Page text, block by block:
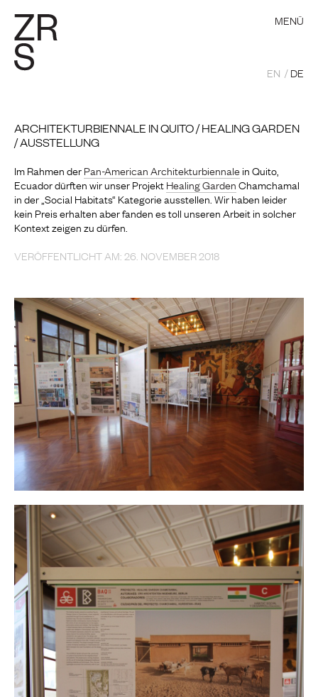
MENÜ
EN DE
ARCHITEKTURBIENNALE IN QUITO / HEALING GARDEN
/ AUSSTELLUNG
Im Rahmen derPan-American Architekturbiennalein Quito,
Ecuador dürften wir unser ProjektHealing GardenChamchamal
in der „Social Habitats“ Kategorie ausstellen. Wir haben leider
kein Preis erhalten aber fanden es toll unseren Arbeit in solcher
Kontext zeigen zu dürfen.
VERÖFFENTLICHT AM: 26. NOVEMBER 2018